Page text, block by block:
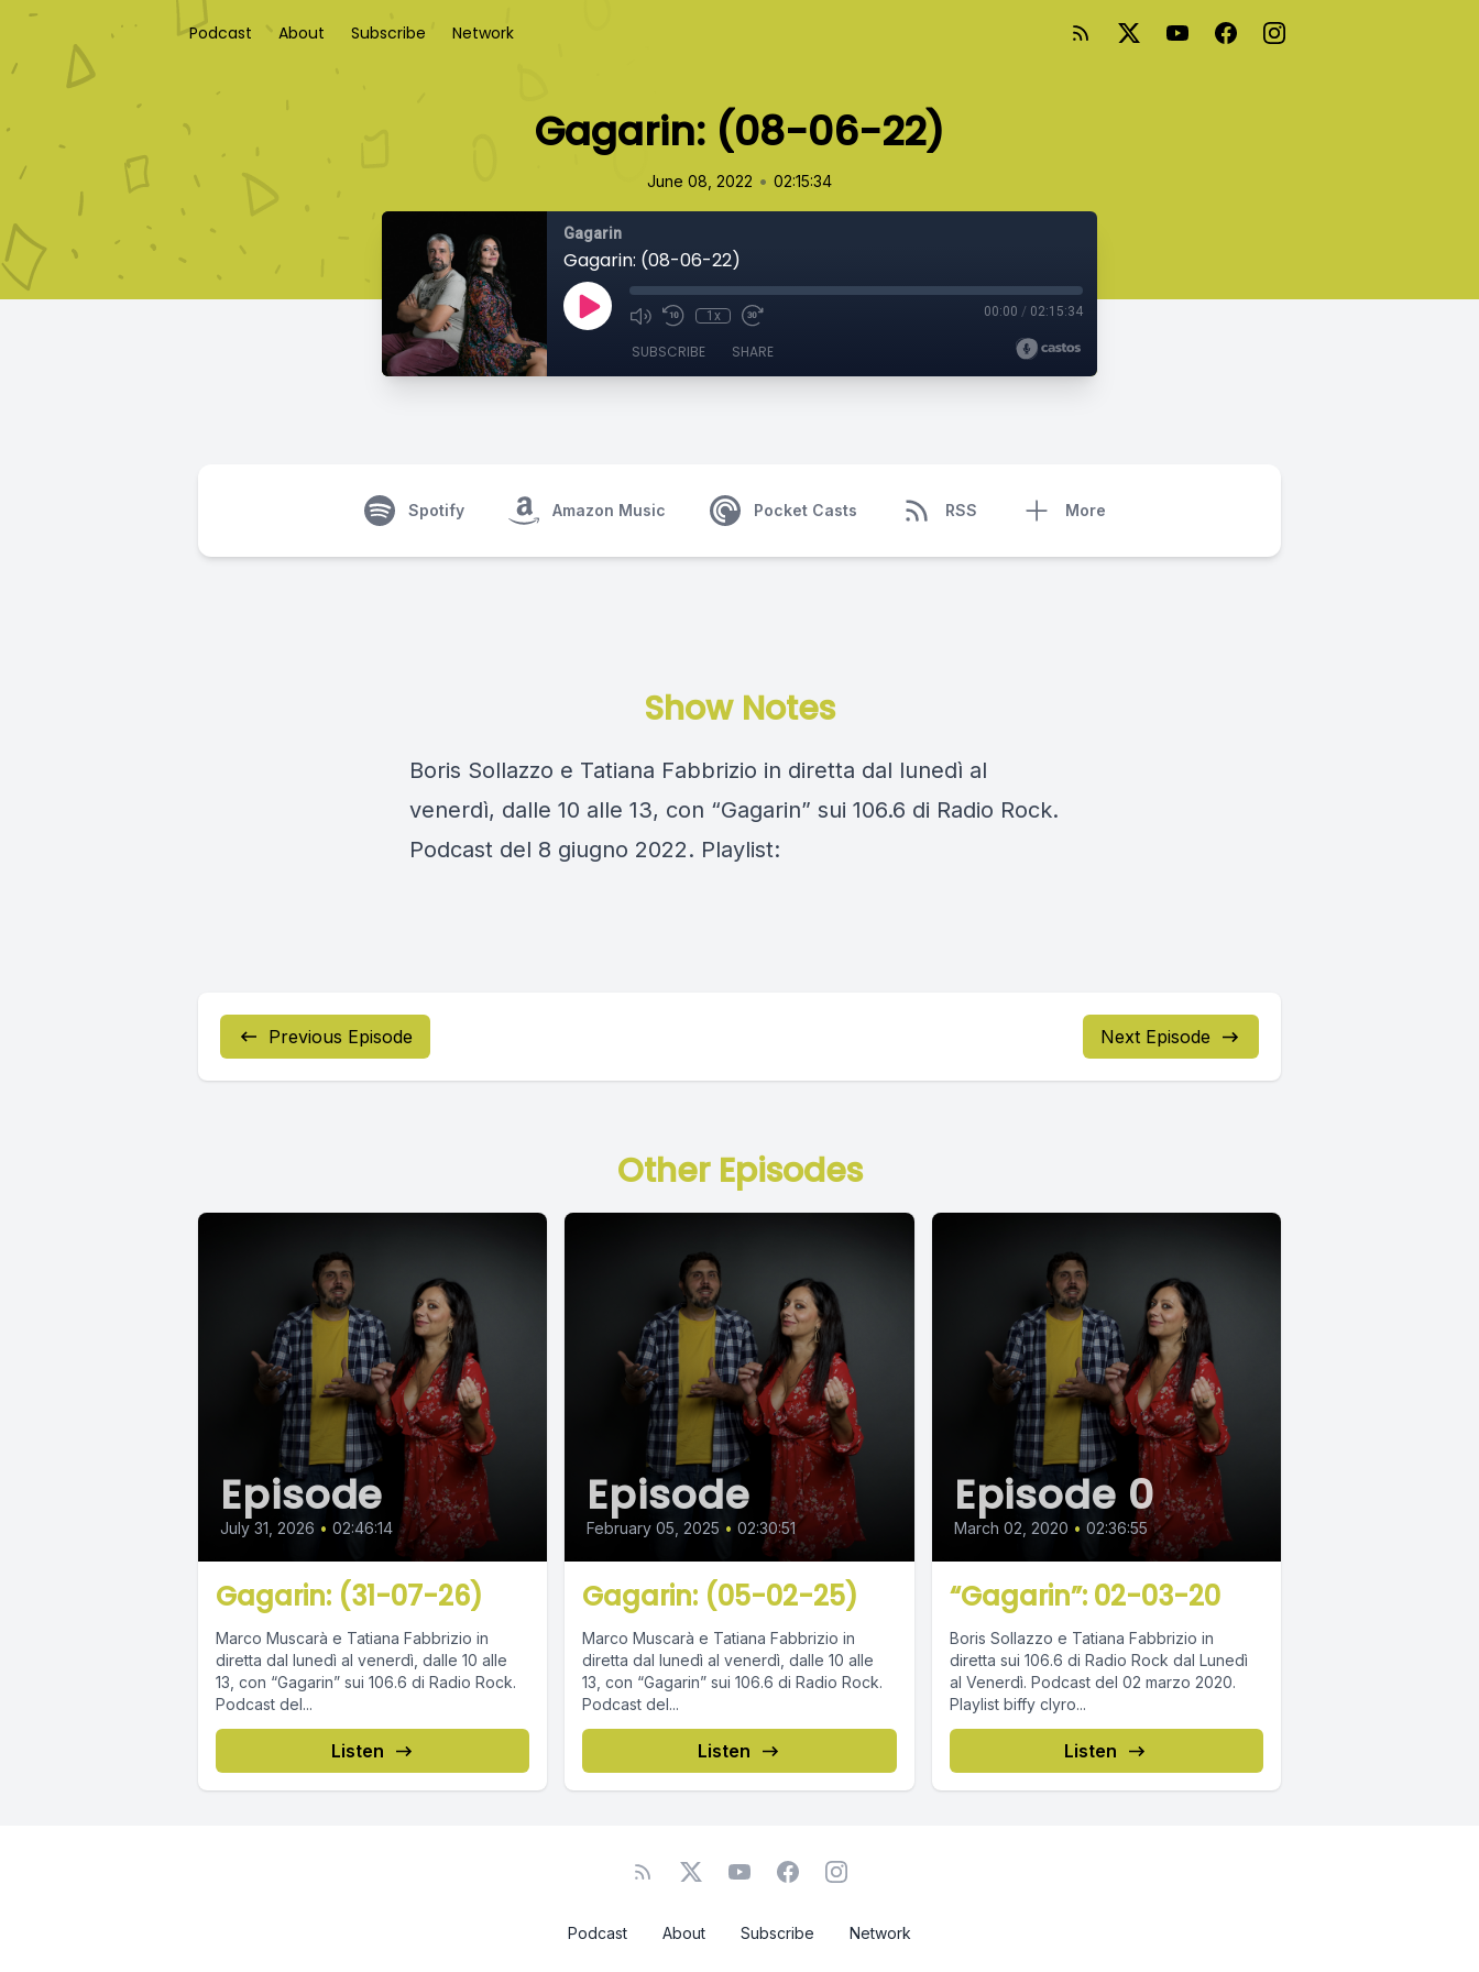
Podcast About Subscribe Network
Gagarin: (08-06-22)
June 08, 2022 • 02:15:34
Gagarin
Gagarin: (08-06-22)
1x 00:00 / 02:15:34
SUBSCRIBE SHARE
Spotify Amazon Music Pocket Casts RSS More
Show Notes
Boris Sollazzo e Tatiana Fabbrizio in diretta dal lunedì al
venerdì, dalle 10 alle 13, con “Gagarin” sui 106.6 di Radio Rock.
Podcast del 8 giugno 2022. Playlist:
Previous Episode Next Episode
Other Episodes
Episode
July 31, 2026 • 02:46:14
Gagarin: (31-07-26)
Marco Muscarà e Tatiana Fabbrizio in
diretta dal lunedì al venerdì, dalle 10 alle
13, con “Gagarin” sui 106.6 di Radio Rock.
Podcast del...
Listen
Episode
February 05, 2025 • 02:30:51
Gagarin: (05-02-25)
Marco Muscarà e Tatiana Fabbrizio in
diretta dal lunedì al venerdì, dalle 10 alle
13, con “Gagarin” sui 106.6 di Radio Rock.
Podcast del...
Listen
Episode 0
March 02, 2020 • 02:36:55
“Gagarin”: 02-03-20
Boris Sollazzo e Tatiana Fabbrizio in
diretta sui 106.6 di Radio Rock dal Lunedì
al Venerdì. Podcast del 02 marzo 2020.
Playlist biffy clyro...
Listen
Podcast About Subscribe Network